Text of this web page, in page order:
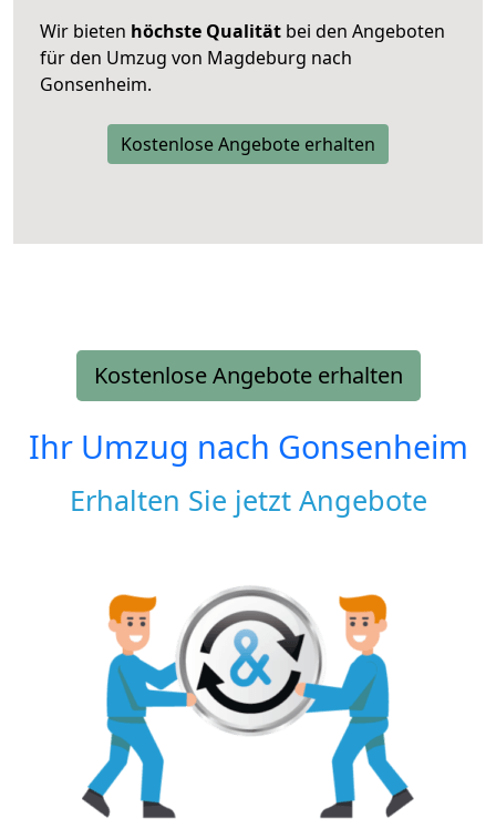
Wir bieten höchste Qualität bei den Angeboten
für den Umzug von Magdeburg nach
Gonsenheim.
Kostenlose Angebote erhalten
Kostenlose Angebote erhalten
Ihr Umzug nach Gonsenheim
Erhalten Sie jetzt Angebote